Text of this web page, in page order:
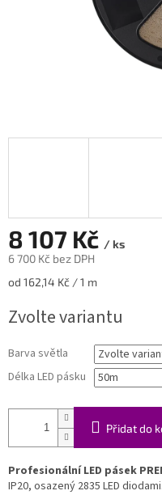
8 107 Kč / ks
6 700 Kč bez DPH
Měrná
od 162,14 Kč / 1 m
Zvolte variantu
Barva světla
Délka LED pásku
Přidat do
Profesionální LED pásek
IP20, osazený 2835 LED diodami.